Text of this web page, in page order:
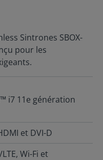
Sintrones SBOX-
pour les
i7 11e génération
et DVI-D
Wi-Fi et